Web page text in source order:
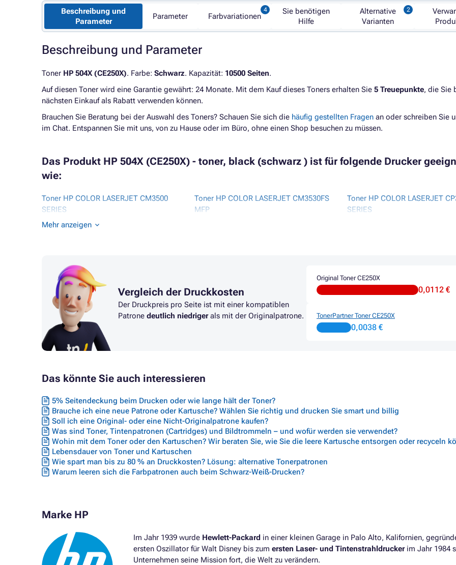
Beschreibung und
Parameter
Parameter Farbvariationen
Sie benötigen
Hilfe
Alternative
Varianten
Beschreibung und Parameter
Toner HP 504X (CE250X). Farbe: Schwarz. Kapazität: 10500 Seiten.
Auf diesen Toner wird eine Garantie gewährt: 24 Monate. Mit dem Kauf dieses Toners erhalten Sie 5 Treuepunkte, die Sie
nächsten Einkauf als Rabatt verwenden können.
Brauchen Sie Beratung bei der Auswahl des Toners? Schauen Sie sich die häufig gestellten Fragen an oder schreiben Sie
im Chat. Entspannen Sie mit uns, von zu Hause oder im Büro, ohne einen Shop besuchen zu müssen.
Das Produkt HP 504X (CE250X) - toner, black (schwarz ) ist für folgende Drucker
wie:
Toner HP COLOR LASERJET CM3500
SERIES
Toner HP COLOR LASERJET CM3530
Toner HP COLOR LASERJET CM3530
Toner HP COLOR LASERJET CM3530FS
MFP
Toner HP COLOR LASERJET
SERIES
Mehr anzeigen
Vergleich der Druckkosten
Der Druckpreis pro Seite ist mit einer kompatiblen
Patrone deutlich niedrigerals mit der Originalpatrone.
Original Toner CE250X
0,0112 €
TonerPartner Toner CE250X
0,0038 €
Das könnte Sie auch interessieren
5% Seitendeckung beim Drucken oder wie lange hält der Toner?
Brauche ich eine neue Patrone oder Kartusche? Wählen Sie richtig und drucken Sie smart und billig
Soll ich eine Original- oder eine Nicht-Originalpatrone kaufen?
Was sind Toner, Tintenpatronen (Cartridges) und Bildtrommeln – und wofür werden sie verwendet?
Wohin mit dem Toner oder den Kartuschen? Wir beraten Sie, wie Sie die leere Kartusche entsorgen oder recyceln
Lebensdauer von Toner und Kartuschen
Wie spart man bis zu 80 % an Druckkosten? Lösung: alternative Tonerpatronen
Warum leeren sich die Farbpatronen auch beim Schwarz-Weiß-Drucken?
Marke HP
Im Jahr 1939 wurde Hewlett-Packard in einer kleinen Garage in Palo Alto, Kalifornien,
ersten Oszillator für Walt Disney bis zum ersten Laser- und Tintenstrahldruckerim Jahr 1984
Unternehmen seine Mission fort, die Welt zu verändern.